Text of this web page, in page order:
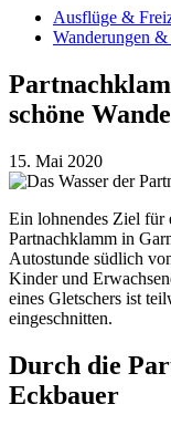
Ausflüge &
Wanderungen &
schöne
15. Mai 2020
Ein lohnendes Ziel für
Partnachklamm in
Autostunde südlich
Kinder und
eines Gletschers ist
eingeschnitten.
Durch die
Eckbauer